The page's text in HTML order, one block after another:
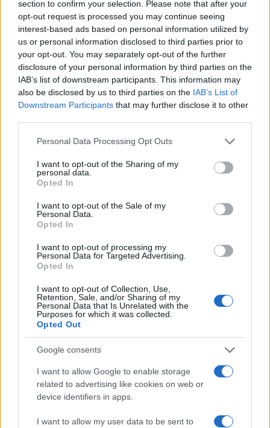
section to confirm your selection. Please note that after your
opt-out request is processed you may continue seeing
interest-based ads based on personal information utilized by
us or personal information disclosed to third parties prior to
your opt-out. You may separately opt-out of the further
disclosure of your personal information by third parties on the
IAB’s list of downstream participants. This information may
also be disclosed by us to third parties on the IAB’s List of
Downstream Participants that may further disclose it to other
Please note that this website/app uses one or more Google
not limited to your visit or usage behaviour. You may click to
grant or deny consent to Google and its third-party tags to
use your data for below specified purposes in below Google
consent section.
Personal Data Processing Opt Outs
I want to opt-out of the Sharing of my
personal data.
Opted In
I want to opt-out of the Sale of my
Personal Data.
Opted In
I want to opt-out of processing my
Personal Data for Targeted Advertising.
Opted In
I want to opt-out of Collection, Use,
Retention, Sale, and/or Sharing of my
Personal Data that Is Unrelated with the
Purposes for which it was collected.
Opted Out
Google consents
I want to allow Google to enable storage
related to advertising like cookies on web or
device identifiers in apps.
I want to allow my user data to be sent to
Recuerda que Colombia es un país grande, por lo
que siempre es importante considerar las
distancias y los traslados entre cada sitio. Sin
embargo, existen muchos vuelos internos y
económicos que te permiten ahorrar
tiempo. Colombia es un país maravilloso, solo
tienes que comprar boletos y explorarlo.
AUTOR
Redacción Viajar365.com